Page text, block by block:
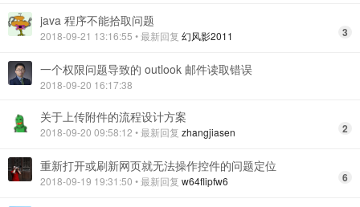
java 程序不能拾取问题
2018-09-21 13:16:55 • 最新回复 幻风影2011 3
一个权限问题导致的 outlook 邮件读取错误
2018-09-20 16:17:38
关于上传附件的流程设计方案
2018-09-20 09:58:12 • 最新回复 zhangjiasen 2
重新打开或刷新网页就无法操作控件的问题定位
2018-09-19 19:31:50 • 最新回复 w64flipfw6 6